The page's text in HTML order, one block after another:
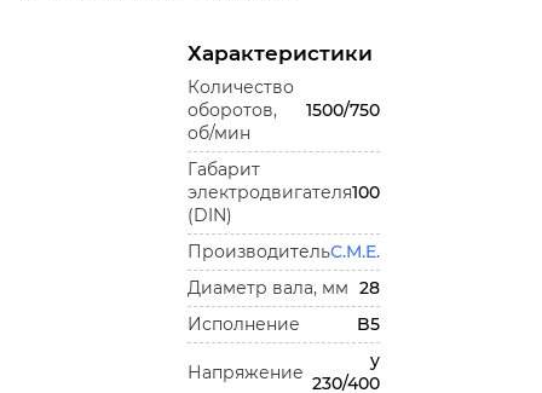
Характеристики
Количество
оборотов,
об/мин
1500/750
Габарит
электродвигателя
(DIN)
100
ПроизводительC.M.E.
Диаметр вала, мм 28
Исполнение
B5
Напряжение
у
230/400